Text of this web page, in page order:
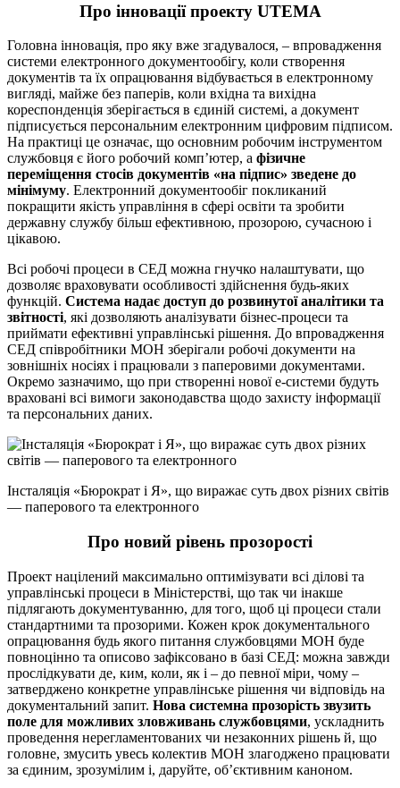
Про інновації проекту UTEMА
Головна інновація, про яку вже згадувалося, – впровадження
системи електронного документообігу, коли створення
документів та їх опрацювання відбувається в електронному
вигляді, майже без паперів, коли вхідна та вихідна
кореспонденція зберігається в єдиній системі, а документ
підписується персональним електронним цифровим підписом.
На практиці це означає, що основним робочим інструментом
службовця є його робочий комп’ютер, а фізичне
переміщення стосів документів «на підпис» зведене до
мінімуму. Електронний документообіг покликаний
покращити якість управління в сфері освіти та зробити
державну службу більш ефективною, прозорою, сучасною і
цікавою.
Всі робочі процеси в СЕД можна гнучко налаштувати, що
дозволяє враховувати особливості здійснення будь-яких
функцій. Система надає доступ до розвинутої аналітики та
звітності, які дозволяють аналізувати бізнес-процеси та
приймати ефективні управлінські рішення. До впровадження
СЕД співробітники МОН зберігали робочі документи на
зовнішніх носіях і працювали з паперовими документами.
Окремо зазначимо, що при створенні нової е-системи будуть
враховані всі вимоги законодавства щодо захисту інформації
та персональних даних.
Інсталяція «Бюрократ і Я», що виражає суть двох різних світів
— паперового та електронного
Про новий рівень прозорості
Проект націлений максимально оптимізувати всі ділові та
управлінські процеси в Міністерстві, що так чи інакше
підлягають документуванню, для того, щоб ці процеси стали
стандартними та прозорими. Кожен крок документального
опрацювання будь якого питання службовцями МОН буде
повноцінно та описово зафіксовано в базі СЕД: можна завжди
прослідкувати де, ким, коли, як і – до певної міри, чому –
затверджено конкретне управлінське рішення чи відповідь на
документальний запит. Нова системна прозорість звузить
поле для можливих зловживань службовцями, ускладнить
проведення нерегламентованих чи незаконних рішень й, що
головне, змусить увесь колектив МОН злагоджено працювати
за єдиним, зрозумілим і, даруйте, об’єктивним каноном.